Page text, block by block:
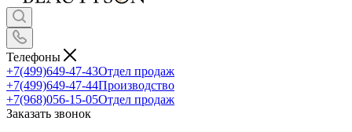
Телефоны
+7(499)649-47-43Отдел продаж
+7(499)649-47-44Производство
+7(968)056-15-05Отдел продаж
Заказать звонок